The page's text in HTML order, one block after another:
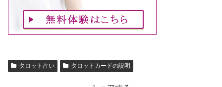
タロット占い タロットカードの説明